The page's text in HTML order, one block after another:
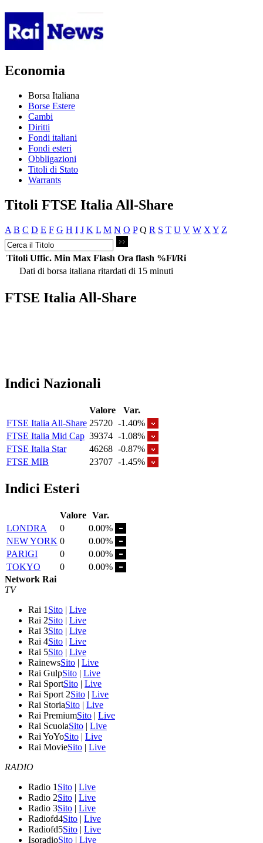
Economia
Borsa Italiana
Borse Estere
Cambi
Diritti
Fondi italiani
Fondi esteri
Obbligazioni
Titoli di Stato
Warrants
Titoli FTSE Italia All-Share
A B C D E F G H I J K L M N O P Q R S T U V W X Y Z
Titoli Uffic. Min Max Flash Ora flash %Fl/Ri
Dati di borsa italiana ritardati di 15 minuti
FTSE Italia All-Share
Indici Nazionali
Valore
Var.
FTSE Italia All-Share 25720 -1.40%
FTSE Italia Mid Cap 39374 -1.08%
FTSE Italia Star
46268 -0.87%
FTSE MIB
23707 -1.45%
Indici Esteri
Valore Var.
LONDRA
0
0.00%
NEW YORK 0
0.00%
PARIGI
0
0.00%
TOKYO
0
0.00%
Network Rai
TV
Rai 1 Sito | Live
Rai 2Sito | Live
Rai 3Sito | Live
Rai 4Sito | Live
Rai 5Sito | Live
RainewsSito | Live
Rai GulpSito | Live
Rai SportSito | Live
Rai Sport 2Sito | Live
Rai StoriaSito | Live
Rai PremiumSito | Live
Rai ScuolaSito | Live
Rai YoYoSito | Live
Rai MovieSito | Live
RADIO
Radio 1 Sito | Live
Radio 2Sito | Live
Radio 3Sito | Live
Radiofd4Sito | Live
Radiofd5Sito | Live
IsoradioSito | Live